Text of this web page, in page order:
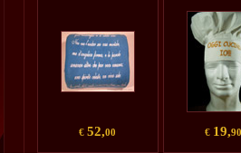
€ 52,00 € 19,90